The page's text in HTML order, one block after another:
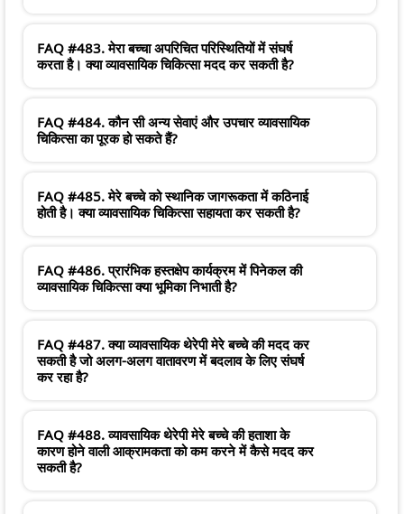
FAQ #483. मेरा बच्चा अपरिचित परिस्थितियों में संघर्ष
करता है। क्या व्यावसायिक चिकित्सा मदद कर सकती है?
FAQ #484. कौन सी अन्य सेवाएं और उपचार व्यावसायिक
चिकित्सा का पूरक हो सकते हैं?
FAQ #485. मेरे बच्चे को स्थानिक जागरूकता में कठिनाई
होती है। क्या व्यावसायिक चिकित्सा सहायता कर सकती है?
FAQ #486. प्रारंभिक हस्तक्षेप कार्यक्रम में पिनेकल की
व्यावसायिक चिकित्सा क्या भूमिका निभाती है?
FAQ #487. क्या व्यावसायिक थेरेपी मेरे बच्चे की मदद कर
सकती है जो अलग-अलग वातावरण में बदलाव के लिए संघर्ष
कर रहा है?
FAQ #488. व्यावसायिक थेरेपी मेरे बच्चे की हताशा के
कारण होने वाली आक्रामकता को कम करने में कैसे मदद कर
सकती है?